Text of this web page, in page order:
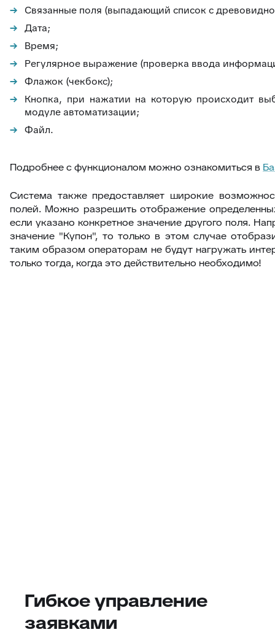
16 Контроль заявки
17 Метки к тикетам
18 Блокировка заявок
19 Экспорт заявки
20 Оборудование
Связанные поля (выпадающий список с
Дата;
Время;
Регулярное выражение (проверка ввода
Флажок (чекбокс);
Кнопка, при нажатии на которую происходит
модуле автоматизации;
Файл.
Подробнее с функционалом можно ознакомиться в
Система также предоставляет широкие
полей. Можно разрешить отображение
если указано конкретное значение другого поля.
значение "Купон", то только в этом случае
таким образом операторам не будут нагружать
только тогда, когда это действительно необходимо!
Гибкое управление
заявками